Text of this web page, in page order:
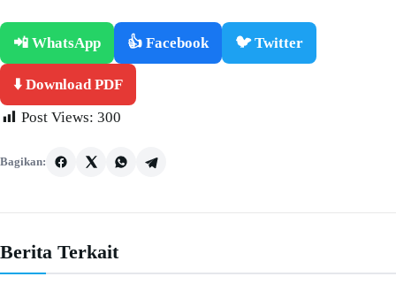
📲 WhatsApp 👍 Facebook 🐦 Twitter
⬇️ Download PDF
Post Views: 300
Bagikan:
Berita Terkait